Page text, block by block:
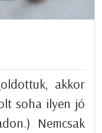
akkor
soha ilyen jó
Nemcsak